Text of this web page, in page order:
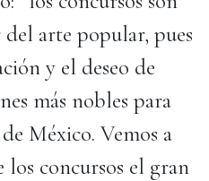
arte popular, pues
y el deseo de
más nobles para
México. Vemos a
los concursos el gran